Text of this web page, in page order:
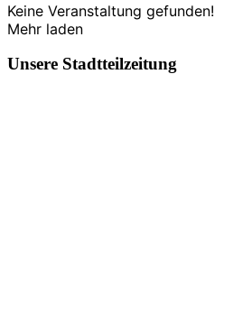
Keine Veranstaltung gefunden!
Mehr laden
Unsere Stadtteilzeitung